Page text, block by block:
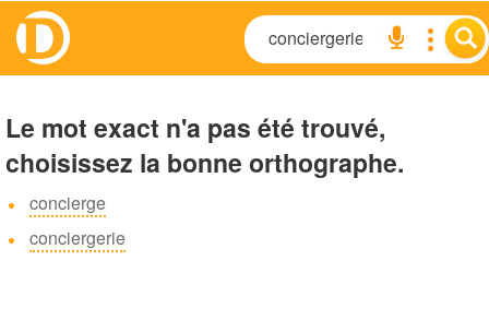
Le mot exact n'a pas été trouvé,
choisissez la bonne orthographe.
concierge
conciergerie